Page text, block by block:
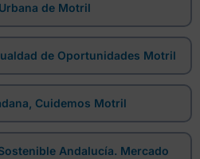
de Motril
de Oportunidades Motril
Cuidemos Motril
Andalucía. Mercado